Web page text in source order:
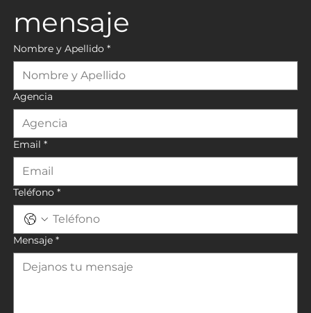
mensaje
Nombre y Apellido *
Agencia
Email *
Teléfono *
Mensaje *